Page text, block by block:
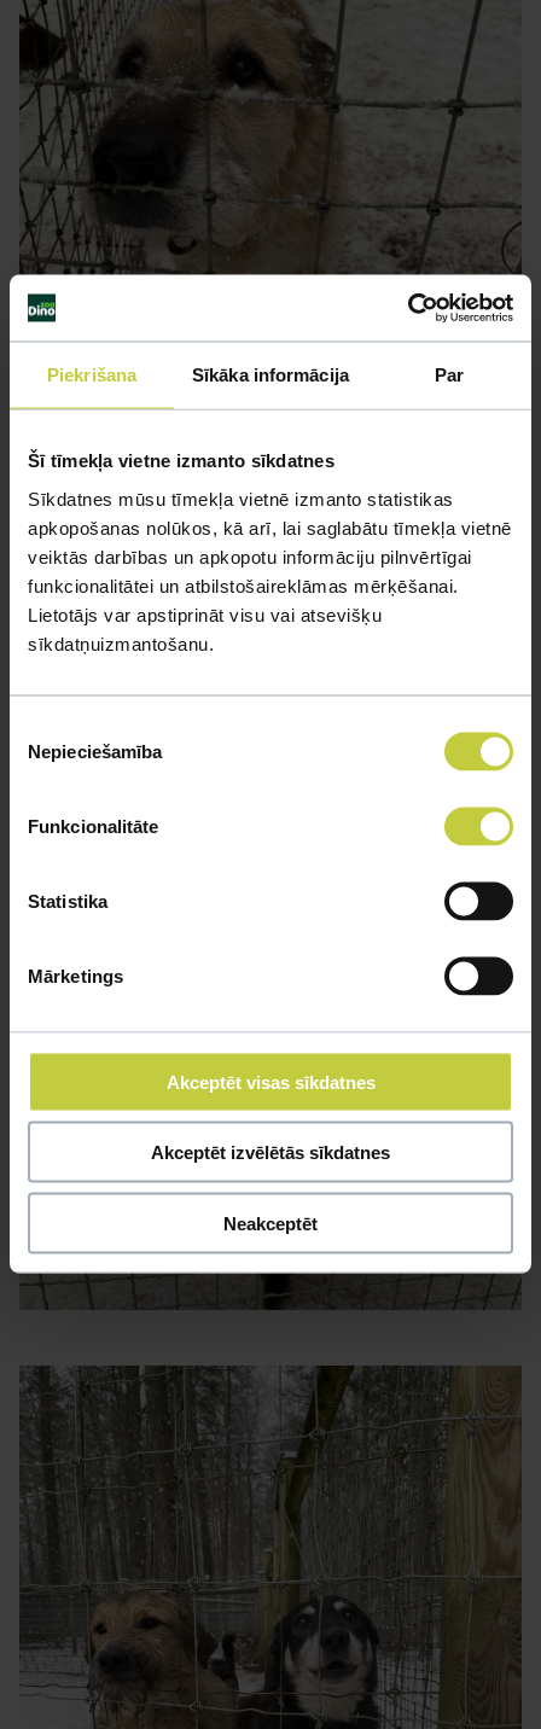
Piekrišana Sīkāka informācija Par
Šī tīmekļa vietne izmanto sīkdatnes
Sīkdatnes mūsu tīmekļa vietnē izmanto statistikas
apkopošanas nolūkos, kā arī, lai saglabātu tīmekļa vietnē
veiktās darbības un apkopotu informāciju pilnvērtīgai
funkcionalitātei un atbilstošaireklāmas mērķēšanai.
Lietotājs var apstiprināt visu vai atsevišķu
sīkdatņuizmantošanu.
izvēle
Nepieciešamība
Funkcionalitāte
Statistika
Mārketings
Akceptēt visas sīkdatnes
Akceptēt izvēlētās sīkdatnes
Neakceptēt